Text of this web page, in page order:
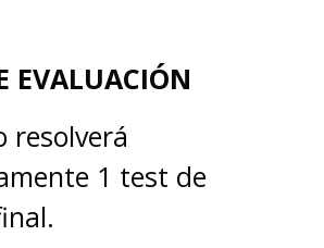
EVALUACIÓN
resolverá
1 test de